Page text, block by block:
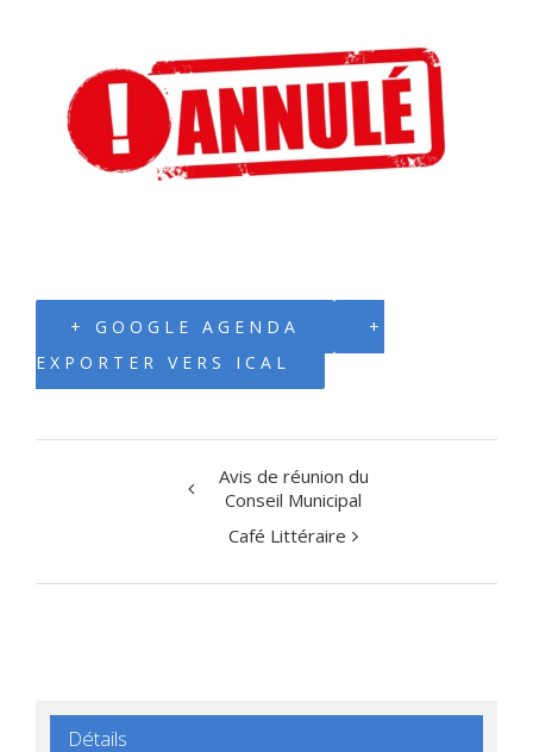
+ GOOGLE AGENDA
+
EXPORTER VERS ICAL
Avis de réunion du
Conseil Municipal
Café Littéraire
Détails